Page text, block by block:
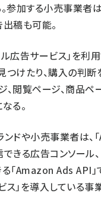
参加する小売事業者
稿も可能。
広告サービス」を利用
つけたり、購入の判断
、閲覧ページ、商品ペ
る。
ドや小売事業者は、
きる広告コンソール
「Amazon Ads API」
ス」を導入している事